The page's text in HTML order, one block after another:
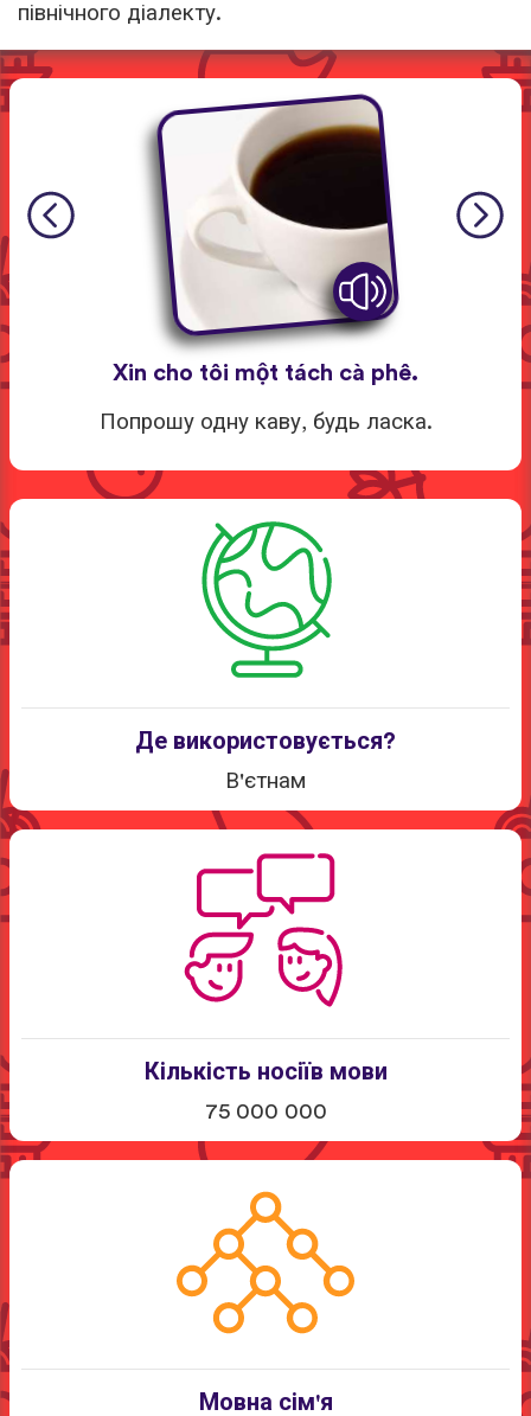
північного діалекту.
Xin cho tôi một tách cà phê.
Попрошу одну каву, будь ласка.
Де використовується?
В'єтнам
Кількість носіїв мови
75 000 000
Мовна сім'я